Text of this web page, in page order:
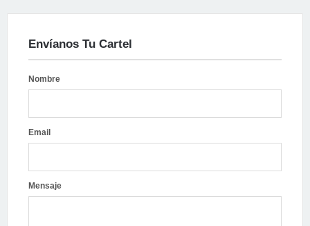
Envíanos Tu Cartel
Nombre
Email
Mensaje